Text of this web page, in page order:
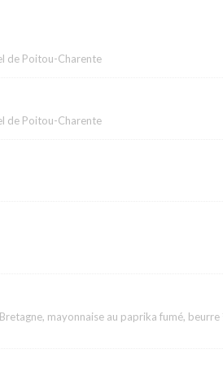
de Poitou-Charente
de Poitou-Charente
mayonnaise au paprika fumé, beurre